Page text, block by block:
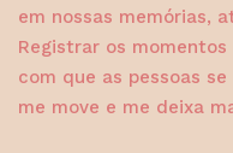
em nossas memórias,
Registrar os
com que as pessoas
me move e me deixa